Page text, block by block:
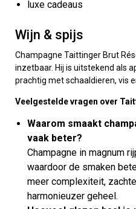
luxe cadeaus
Wijn & spijs
Champagne Taittinger Brut
inzetbaar. Hij is uitstekend als
prachtig met schaaldieren, vis
Veelgestelde vragen over
Waarom smaakt
vaak beter?
Champagne in magnum
waardoor de smaken
meer complexiteit,
harmonieuzer geheel.